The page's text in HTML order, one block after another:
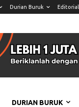
Durian Buruk Editorial
DURIAN BURUK